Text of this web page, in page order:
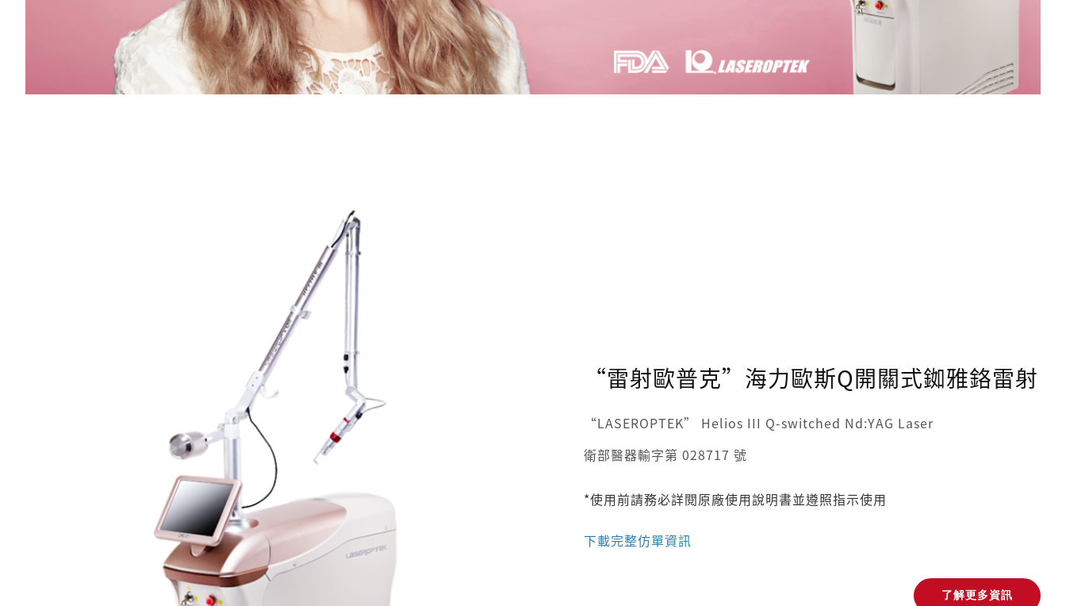
“雷射歐普克”海力歐斯Q開關式銣雅鉻雷射
“LASEROPTEK” Helios III Q-switched Nd:YAG Laser
衛部醫器輸字第 028717 號
*使用前請務必詳閱原廠使用說明書並遵照指示使用
下載完整仿單資訊
了解更多資訊